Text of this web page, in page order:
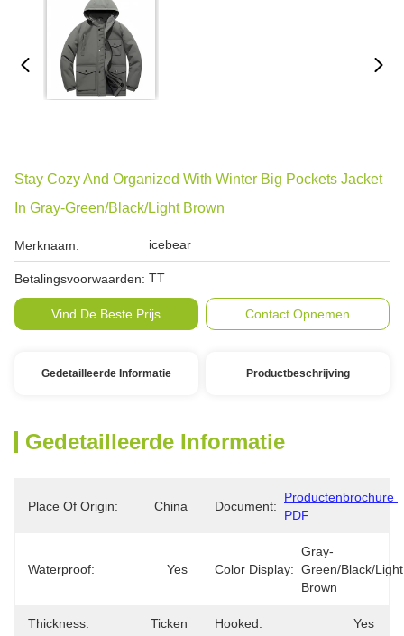
Stay Cozy And Organized With Winter Big Pockets Jacket
In Gray-Green/Black/Light Brown
Merknaam: icebear
Betalingsvoorwaarden: TT
Vind De Beste Prijs Contact Opnemen
Gedetailleerde Informatie Productbeschrijving
Gedetailleerde Informatie
Place Of Origin: China Document:
Productenbrochure
PDF
Waterproof: Yes Color Display:
Gray-
Green/Black/Light
Brown
Thickness: Ticken Hooked: Yes